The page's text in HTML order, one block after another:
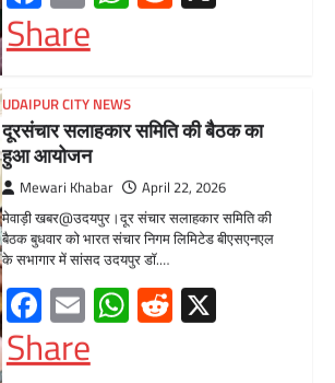
BLOG
मुख्यमंत्री का उदयपुर दौरा’मुख्यमंत्री
भजनलाल शर्मा ने उदयपुर जिले को दी
विभिन्न विकास कार्यों की सौगातें’’421
करोड़ रुपये के कार्यों का किया लोकार्पण एवं
शिलान्यास’’महत्वाकांक्षी जल परियोजनाओं
पर हो रहा तेजी से काम’
Mewari Khabar August 2, 2026
मेवाड़ी खबर@उदयपुर/जयपुर। मुख्यमंत्री भजनलाल शर्मा
ने कहा कि राज्य सरकार ने राजस्थान के विकास का
रोडमैप बनाया, जिसके तहत पानी,…
Facebook
EmailWhatsApp
Reddit
X
Share